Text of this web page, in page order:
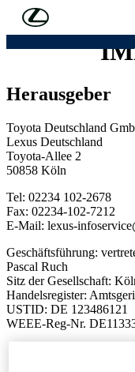
Zum Hauptinhalt springen
Herausgeber
Toyota Deutschland
Lexus Deutschland
Toyota-Allee 2
50858 Köln
Tel: 02234 102-2678
Fax: 02234-102-7212
E-Mail: lexus-
Geschäftsführung:
Pascal Ruch
Sitz der Gesellschaft:
Handelsregister:
USTID: DE 123486121
WEEE-Reg-Nr.